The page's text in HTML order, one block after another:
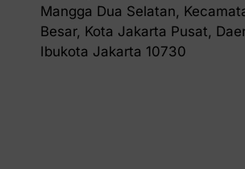
Mangga Dua Selatan,
Besar, Kota Jakarta Pusat,
Ibukota Jakarta 10730